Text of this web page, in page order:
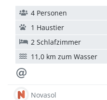
4 Personen
1 Haustier
2 Schlafzimmer
11,0 km zum Wasser
Novasol